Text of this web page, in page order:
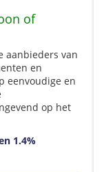
of
aanbieders van
en
eenvoudige en
op het
1.4%